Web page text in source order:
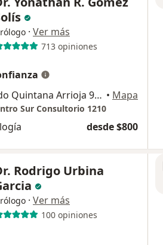
· Ver más
713 opiniones
Boulevard Bernardo Quintana Arrioja 9670 Centro Sur, Querétaro • Mapa
Sur Consultorio 1210
desde $800
Rodrigo Urbina
· Ver más
100 opiniones